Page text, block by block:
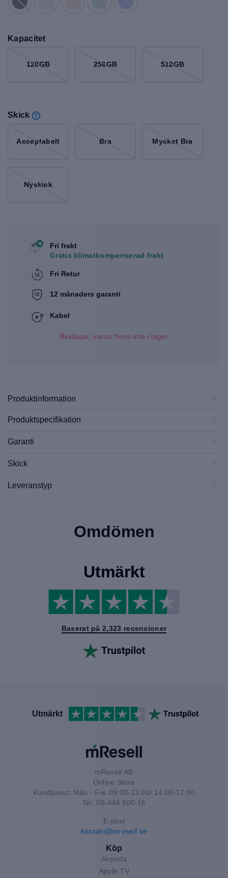
Kapacitet
128GB 256GB 512GB
Skick
Acceptabelt Bra Mycket Bra
Nyskick
Fri frakt
Gratis klimatkompenserad frakt
Fri Retur
12 månaders garanti
Kabel
Beklagar, varan finns inte i lager
Produktinformation
Produktspecifikation
Garanti
Skick
Leveranstyp
Omdömen
Utmärkt
Baserat på 2,323 recensioner
Utmärkt
mResell AB
Online Store
Kundtjänst: Mån - Fre 09:00-13:00/ 14:00-17:00
Tel: 08-446 800 16
E-post
kontakt@mresell.se
Köp
Airpods
Apple TV